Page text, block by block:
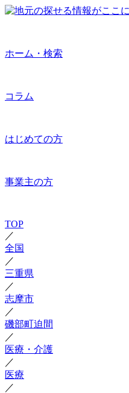
ホーム・検索
コラム
はじめての方
事業主の方
TOP
／
全国
／
三重県
／
志摩市
／
磯部町迫間
／
医療・介護
／
医療
／